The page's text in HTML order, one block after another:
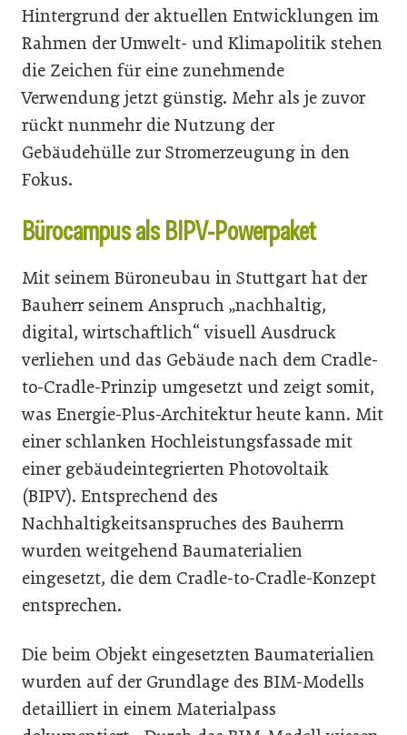
Hintergrund der aktuellen Entwicklungen im
Rahmen der Umwelt- und Klimapolitik stehen
die Zeichen für eine zunehmende
Verwendung jetzt günstig. Mehr als je zuvor
rückt nunmehr die Nutzung der
Gebäudehülle zur Stromerzeugung in den
Fokus.
Bürocampus als BIPV-Powerpaket
Mit seinem Büroneubau in Stuttgart hat der
Bauherr seinem Anspruch „nachhaltig,
digital, wirtschaftlich“ visuell Ausdruck
verliehen und das Gebäude nach dem Cradle-
to-Cradle-Prinzip umgesetzt und zeigt somit,
was Energie-Plus-Architektur heute kann. Mit
einer schlanken Hochleistungsfassade mit
einer gebäudeintegrierten Photovoltaik
(BIPV). Entsprechend des
Nachhaltigkeitsanspruches des Bauherrn
wurden weitgehend Baumaterialien
eingesetzt, die dem Cradle-to-Cradle-Konzept
entsprechen.
Die beim Objekt eingesetzten Baumaterialien
wurden auf der Grundlage des BIM-Modells
detailliert in einem Materialpass